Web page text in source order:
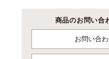
商品のお問い合
お問い合